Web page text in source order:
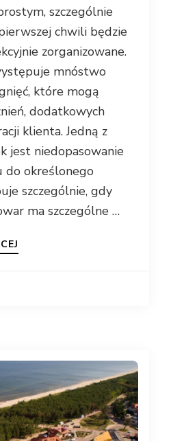
szczególnie
chwili będzie
zorganizowane.
mnóstwo
które mogą
dodatkowych
klienta. Jedną z
jest niedopasowanie
do określonego
szczególnie, gdy
ma szczególne …